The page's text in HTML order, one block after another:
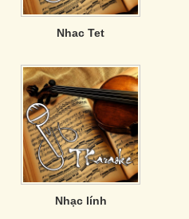
Nhac Tet
Nhạc lính